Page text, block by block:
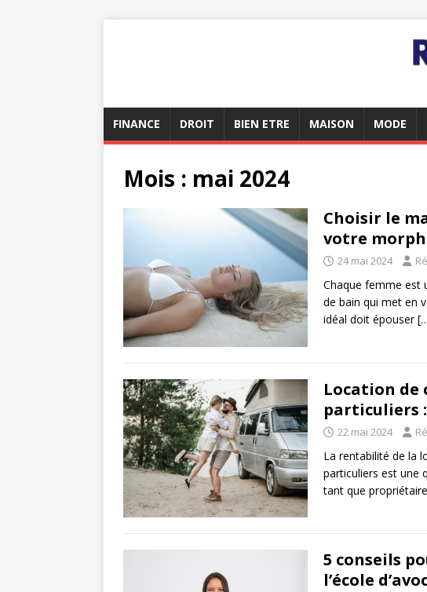
FINANCE DROIT BIEN ETRE MAISON MODE
Mois : mai 2024
Choisir le
votre
24 mai 2024
Chaque femme est
de bain qui met en
idéal doit épouser
Location de
particuliers
22 mai 2024
La rentabilité de la
particuliers est une
tant que
5 conseils
l’école